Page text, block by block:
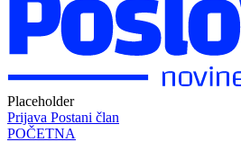
Placeholder
Prijava Postani član
POČETNA